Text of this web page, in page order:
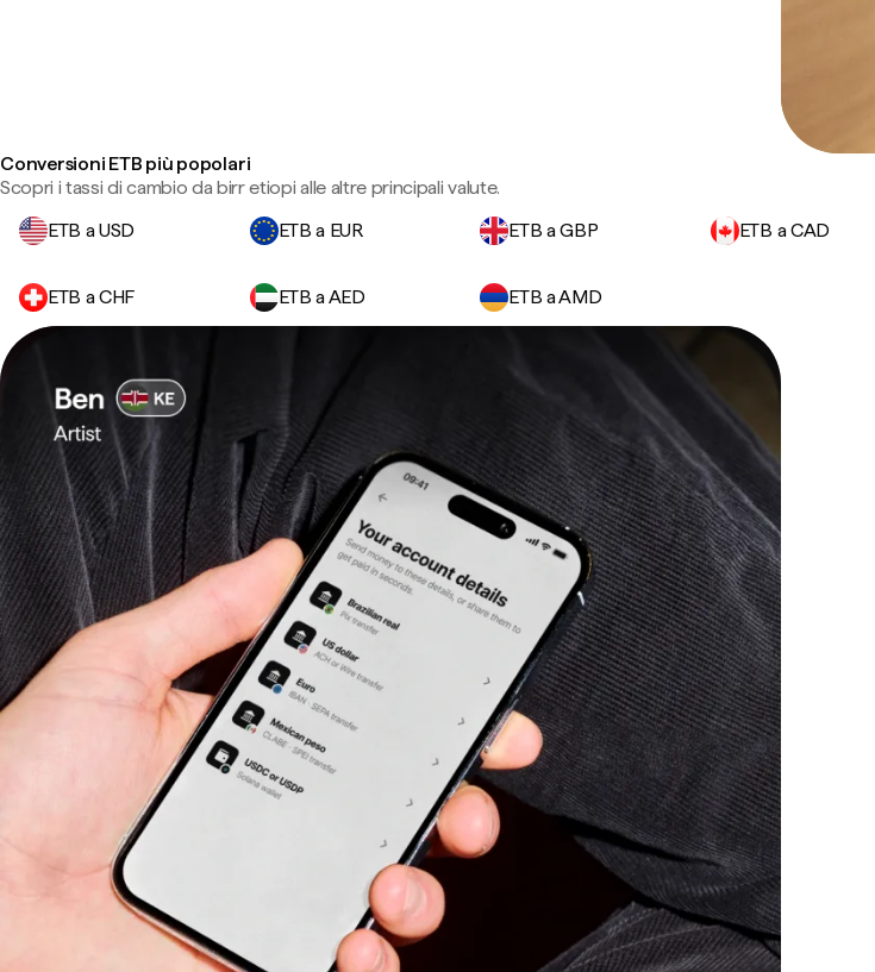
Conversioni ETB più popolari
Scopri i tassi di cambio da birr etiopi alle altre principali valute.
ETB a USD
ETB a EUR ETB a GBP ETB a CAD
ETB a CHF ETB a AED ETB a AMD